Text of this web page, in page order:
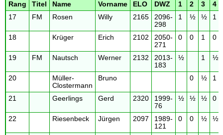
Rang Titel Name Vorname ELO DWZ 1 2 3
4
17
FM Rosen Willy 2165
2096-
298
1 ½ ½ 1
18 Krüger Erich 2102
2050-
271
0 0 1 0
19 FM Nautsch Werner 2132
2013-
183
½ 1 ½
20
Müller-
Clostermann
Bruno 0 ½ 1
21 Geerlings Gerd 2320
1999-
76
½ ½ ½ 0
22 Riesenbeck Jürgen 2097
1989-
121
0 0 ½ ½